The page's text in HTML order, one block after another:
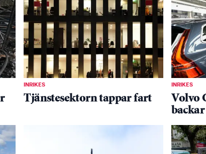
INRIKES
Tjänstesektorn tappar fart
INRIKES
Volvo
backar